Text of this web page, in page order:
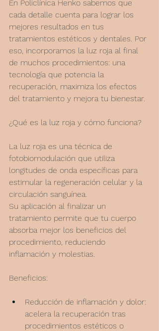
En Policlínica Henko sabemos que
cada detalle cuenta para lograr los
mejores resultados en tus
tratamientos estéticos y dentales. Por
eso, incorporamos la luz roja al final
de muchos procedimientos: una
tecnología que potencia la
recuperación, maximiza los efectos
del tratamiento y mejora tu bienestar.
¿Qué es la luz roja y cómo funciona?
La luz roja es una técnica de
fotobiomodulación que utiliza
longitudes de onda específicas para
estimular la regeneración celular y la
circulación sanguínea.
Su aplicación al finalizar un
tratamiento permite que tu cuerpo
absorba mejor los beneficios del
procedimiento, reduciendo
inflamación y molestias.
Beneficios:
Reducción de inflamación y dolor:
acelera la recuperación tras
procedimientos estéticos o